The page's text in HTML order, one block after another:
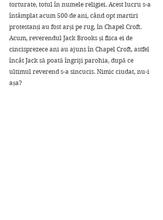
torturate, totul în numele religiei. Acest lucru s-a
întâmplat acum 500 de ani, când opt martiri
protestanți au fost arși pe rug, în Chapel Croft.
Acum, reverendul Jack Brooks și fiica ei de
cincisprezece ani au ajuns în Chapel Croft, astfel
încât Jack să poată îngriji parohia, după ce
ultimul reverend s-a sincucis. Nimic ciudat, nu-i
așa?